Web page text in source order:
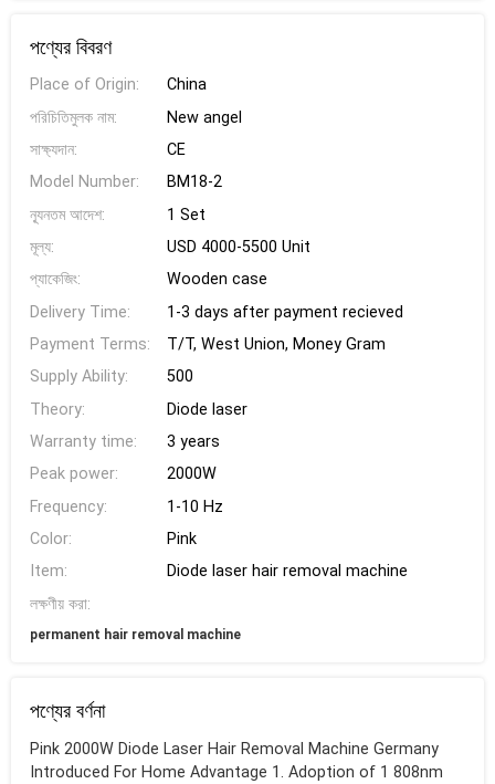
পণ্যের বিবরণ
Place of Origin:
China
পরিচিতিমুলক নাম:
New angel
সাক্ষ্যদান:
CE
Model Number:
BM18-2
ন্যূনতম আদেশ:
1 Set
মূল্য:
USD 4000-5500 Unit
প্যাকেজিং:
Wooden case
Delivery Time:
1-3 days after payment recieved
Payment Terms:
T/T, West Union, Money Gram
Supply Ability:
500
Theory:
Diode laser
Warranty time:
3 years
Peak power:
2000W
Frequency:
1-10 Hz
Color:
Pink
Item:
Diode laser hair removal machine
লক্ষণীয় করা:
permanent hair removal machine
পণ্যের বর্ণনা
Pink 2000W Diode Laser Hair Removal Machine Germany
Introduced For Home Advantage 1. Adoption of 1 808nm